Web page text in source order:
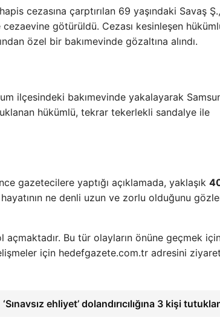
cezasına çarptırılan 69 yaşındaki Savaş
götürüldü. Cezası kesinleşen
özel bir bakımevinde gözaltına alındı.
ilçesindeki bakımevinde yakalayarak
hükümlü, tekrar tekerlekli sandalye ile
gazetecilere yaptığı açıklamada, yaklaşık
ne denli uzun ve zorlu olduğunu
Bu tür olayların önüne geçmek
için hedefgazete.com.tr adresini ziyaret
‘Sınavsız ehliyet’ dolandırıcılığına 3 kişi